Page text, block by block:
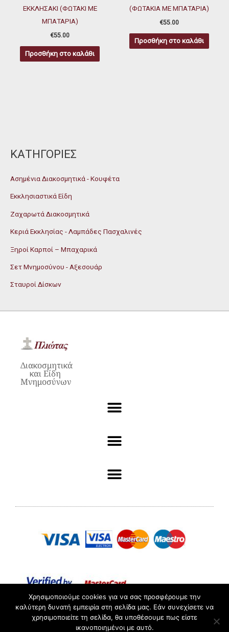
ΚΑΤΗΓΟΡΙΕΣ
Ασημένια Διακοσμητικά - Κουφέτα
Εκκλησιαστικά Είδη
Ζαχαρωτά Διακοσμητικά
Κεριά Εκκλησίας - Λαμπάδες Πασχαλινές
Ξηροί Καρποί – Μπαχαρικά
Σετ Μνημοσύνου - Αξεσουάρ
Σταυροί Δίσκων
ΕΚΚΛΗΣΑΚΙ (ΦΩΤΑΚΙ ΜΕ
ΜΠΑΤΑΡΙΑ)
€55.00
Προσθήκη στο καλάθι
(ΦΩΤΑΚΙΑ ΜΕ ΜΠΑΤΑΡΙΑ)
€55.00
Προσθήκη στο καλάθι
Διακοσμητικά
και Είδη
Μνημοσύνων
ΑΡ. ΓΕΜΗ :098361503000 //© 2022 Pliotas // All rights
Χρησιμοποιούμε cookies για να σας προσφέρουμε την
καλύτερη δυνατή εμπειρία στη σελίδα μας. Εάν συνεχίσετε να
χρησιμοποιείτε τη σελίδα, θα υποθέσουμε πως είστε
ικανοποιημένοι με αυτό.